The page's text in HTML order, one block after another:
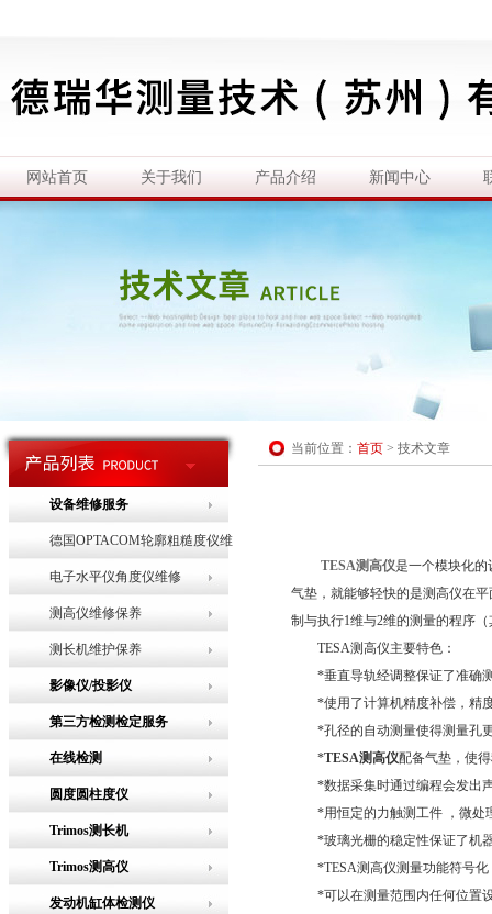
网站首页 关于我们 产品介绍 新闻中心
设备维修服务
德国OPTACOM轮廓粗糙度仪维
修
电子水平仪角度仪维修
测高仪维修保养
测长机维护保养
影像仪/投影仪
第三方检测检定服务
在线检测
圆度圆柱度仪
Trimos测长机
Trimos测高仪
发动机缸体检测仪
当前位置： 首页 > 技术文章
TESA测高仪是一个模块化的
气垫，就能够轻快的是测高仪在
制与执行1维与2维的测量的程序
TESA测高仪主要特色：
*垂直导轨经调整保证了准确测
*使用了计算机精度补偿，精
*孔径的自动测量使得测量孔
*TESA测高仪配备气垫，使
*数据采集时通过编程会发出声
*用恒定的力触测工件 ，微处
*玻璃光栅的稳定性保证了机
*TESA测高仪测量功能符号化
*可以在测量范围内任何位置